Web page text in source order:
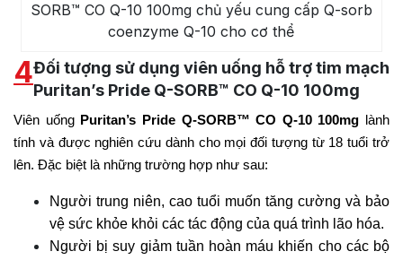
SORB™ CO Q-10 100mg chủ yếu cung cấp Q-sorb
coenzyme Q-10 cho cơ thể
4Đối tượng sử dụng viên uống hỗ trợ tim mạch
Puritan’s Pride Q-SORB™ CO Q-10 100mg
Viên uống Puritan’s Pride Q-SORB™ CO Q-10 100mg lành
tính và được nghiên cứu dành cho mọi đối tượng từ 18 tuổi trở
lên. Đặc biệt là những trường hợp như sau:
Người trung niên, cao tuổi muốn tăng cường và bảo
vệ sức khỏe khỏi các tác động của quá trình lão hóa.
Người bị suy giảm tuần hoàn máu khiến cho các bộ